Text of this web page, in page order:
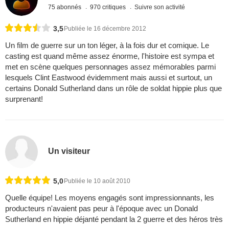
75 abonnés 970 critiques Suivre son activité
3,5 Publiée le 16 décembre 2012
Un film de guerre sur un ton léger, à la fois dur et comique. Le
casting est quand même assez énorme, l'histoire est sympa et
met en scène quelques personnages assez mémorables parmi
lesquels Clint Eastwood évidemment mais aussi et surtout, un
certains Donald Sutherland dans un rôle de soldat hippie plus que
surprenant!
Un visiteur
5,0 Publiée le 10 août 2010
Quelle équipe! Les moyens engagés sont impressionnants, les
producteurs n'avaient pas peur à l'époque avec un Donald
Sutherland en hippie déjanté pendant la 2 guerre et des héros très